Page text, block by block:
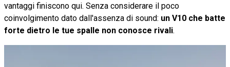
vantaggi finiscono qui. Senza considerare il poco
coinvolgimento dato dall'assenza di sound: un V10 che batte
forte dietro le tue spalle non conosce rivali.